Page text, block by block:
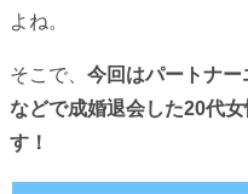
よね。
そこで、 今回はパートナ
などで成婚退会した20代
す！